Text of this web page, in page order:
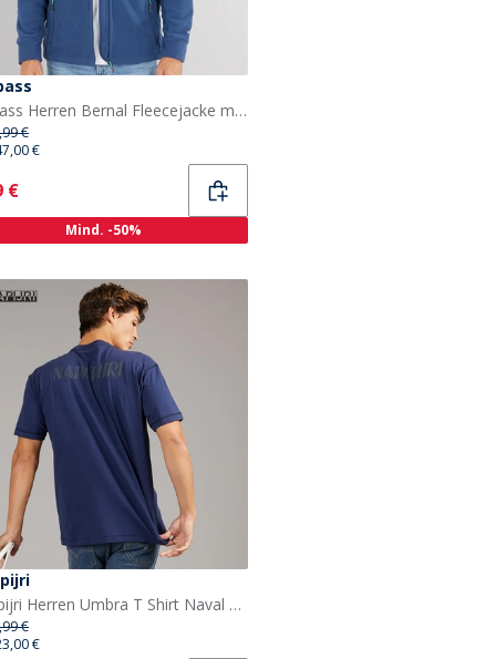
Trespass Herren Bernal Fleecejacke mit durchgehendem Reißverschluss Marineblau
€
€
€
Mind. -50%
Napapijri Herren Umbra T Shirt Naval Acade
€
€